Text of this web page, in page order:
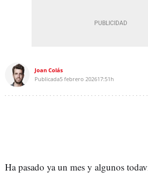
Joan Colás
Publicada5 febrero 202617:51h
Ha pasado ya un mes y algunos